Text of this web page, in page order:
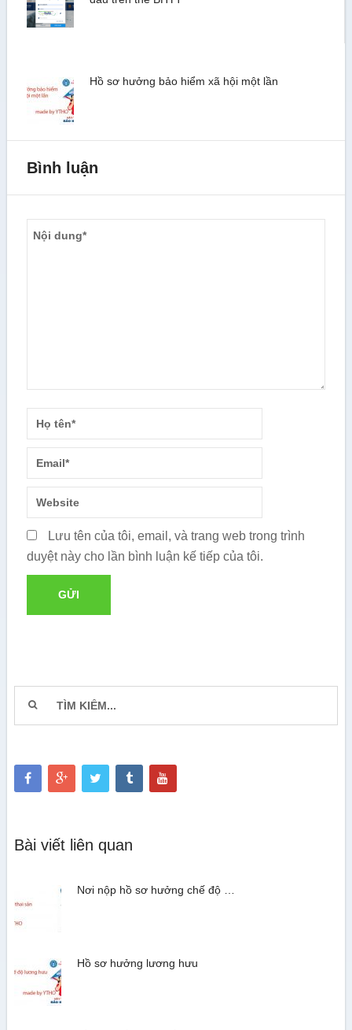
Hồ sơ hưởng bảo hiểm xã hội một lần
Bình luận
Lưu tên của tôi, email, và trang web trong trình
duyệt này cho lần bình luận kế tiếp của tôi.
Bài viết liên quan
Nơi nộp hồ sơ hưởng chế độ …
Hồ sơ hưởng lương hưu